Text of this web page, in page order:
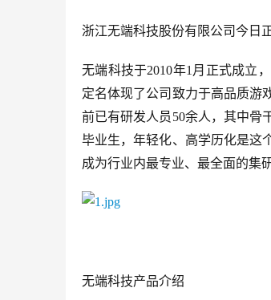
浙江无端科技股份有限公司今日
无端科技于2010年1月正式成立
定名体现了公司致力于高品质游
前已有研发人员50余人，其中骨
毕业生，年轻化、高学历化是这
成为行业内最专业、最全面的集
无端科技产品介绍